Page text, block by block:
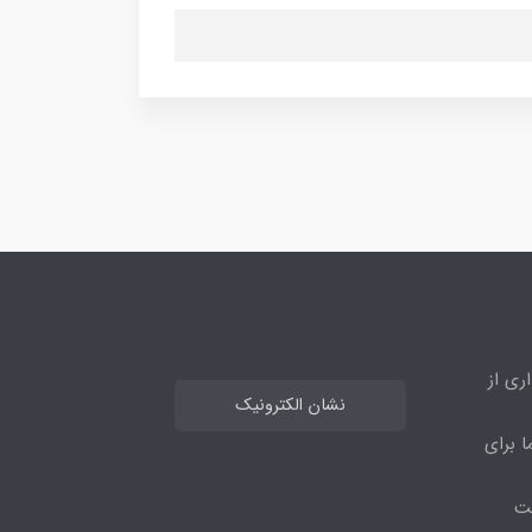
از
برای
نشان الکترونیک